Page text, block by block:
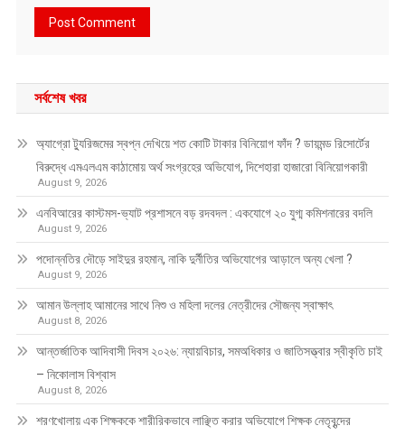
সর্বশেষ খবর
অ্যাগ্রো ট্যুরিজমের স্বপ্ন দেখিয়ে শত কোটি টাকার বিনিয়োগ ফাঁদ ? ডায়মন্ড রিসোর্টের
বিরুদ্ধে এমএলএম কাঠামোয় অর্থ সংগ্রহের অভিযোগ, দিশেহারা হাজারো বিনিয়োগকারী
August 9, 2026
এনবিআরের কাস্টমস-ভ্যাট প্রশাসনে বড় রদবদল : একযোগে ২০ যুগ্ম কমিশনারের বদলি
August 9, 2026
পদোন্নতির দৌড়ে সাইদুর রহমান, নাকি দুর্নীতির অভিযোগের আড়ালে অন্য খেলা ?
August 9, 2026
আমান উল্লাহ আমানের সাথে নিশু ও মহিলা দলের নেত্রীদের সৌজন্য স্বাক্ষাৎ
August 8, 2026
আন্তর্জাতিক আদিবাসী দিবস ২০২৬: ন্যায়বিচার, সমঅধিকার ও জাতিসত্ত্বার স্বীকৃতি চাই
– নিকোলাস বিশ্বাস
August 8, 2026
শরণখোলায় এক শিক্ষককে শারীরিকভাবে লাঞ্ছিত করার অভিযোগে শিক্ষক নেতৃবৃন্দের